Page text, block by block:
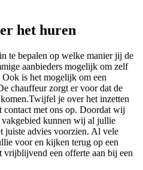
het huren
te bepalen op welke manier jij de
aanbieders mogelijk om zelf
Ook is het mogelijk om een
chauffeur zorgt er voor dat de
je over het inzetten
contact met ons op. Doordat wij
kunnen wij al jullie
juiste advies voorzien. Al vele
voor en kijken terug op een
vrijblijvend een offerte aan bij een